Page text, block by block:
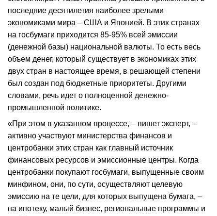
последние десятилетия наиболее зрелыми
экономиками мира – США и Японией. В этих странах
на госбумаги приходится 85-95% всей эмиссии
(денежной базы) национальной валюты. То есть весь
объем денег, который существует в экономиках этих
двух стран в настоящее время, в решающей степени
был создан под бюджетные приоритеты. Другими
словами, речь идет о полноценной денежно-
промышленной политике.
«При этом в указанном процессе, – пишет эксперт, –
активно участвуют министерства финансов и
центробанки этих стран как главный источник
финансовых ресурсов и эмиссионные центры. Когда
центробанки покупают госбумаги, выпущенные своим
минфином, они, по сути, осуществляют целевую
эмиссию на те цели, для которых выпущена бумага, –
на ипотеку, малый бизнес, региональные программы и